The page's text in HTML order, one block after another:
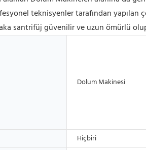
teknisyenler tarafından
santrifüj güvenilir ve uzun ömürlü
Dolum Makinesi
Hiçbiri